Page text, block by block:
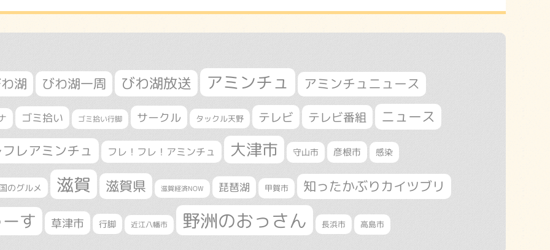
湖 びわ湖一周 びわ湖放送 アミンチュ アミンチュニュース
ゴミ拾い ゴミ拾い行脚 サークル タックル天野 テレビ テレビ番組 ニュース
レアミンチュ フレ！フレ！アミンチュ 大津市 守山市 彦根市 感染
のグルメ 滋賀 滋賀県 滋賀経済NOW 琵琶湖 甲賀市 知ったかぶりカイツブリ
す 草津市 行脚 近江八幡市 野洲のおっさん 長浜市 高島市